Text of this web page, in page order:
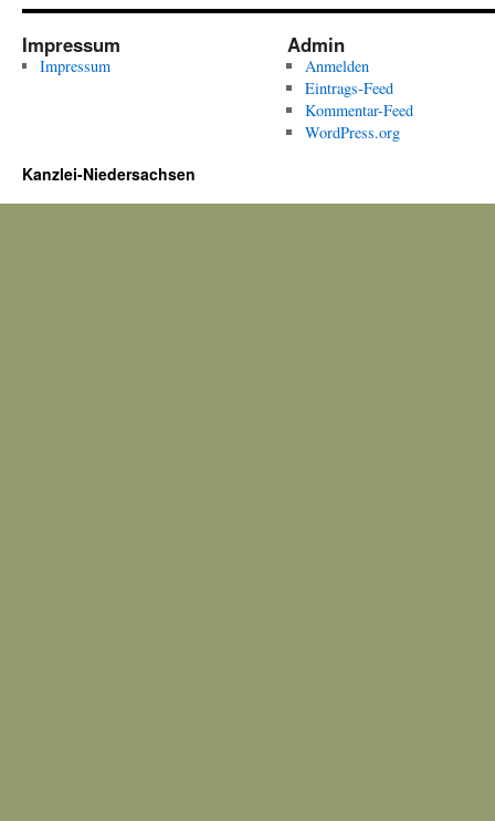
Impressum
Impressum
Admin
Anmelden
Eintrags-Feed
Kommentar-Feed
WordPress.org
Kanzlei-Niedersachsen